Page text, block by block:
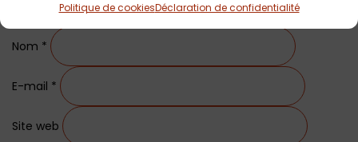
Politique de cookiesDéclaration de confidentialité
Nom *
E-mail *
Site web